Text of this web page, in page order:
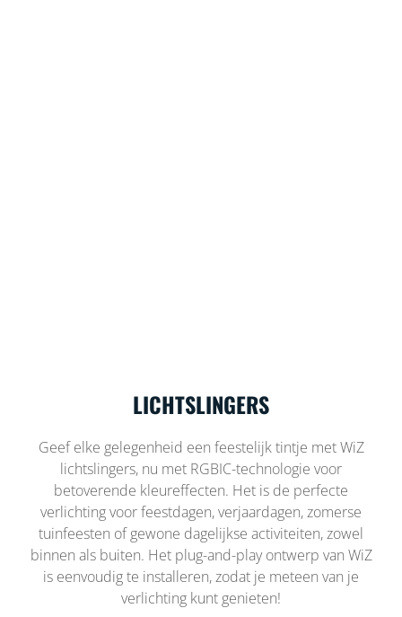
LICHTSLINGERS
Geef elke gelegenheid een feestelijk tintje met WiZ
lichtslingers, nu met RGBIC-technologie voor
betoverende kleureffecten. Het is de perfecte
verlichting voor feestdagen, verjaardagen, zomerse
tuinfeesten of gewone dagelijkse activiteiten, zowel
binnen als buiten. Het plug-and-play ontwerp van WiZ
is eenvoudig te installeren, zodat je meteen van je
verlichting kunt genieten!